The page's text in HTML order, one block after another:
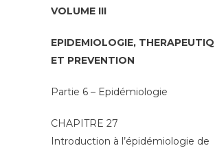
VOLUME III
EPIDEMIOLOGIE,
ET PREVENTION
Partie 6 – Epidémiologie
CHAPITRE 27
Introduction à l’épidémiologie de